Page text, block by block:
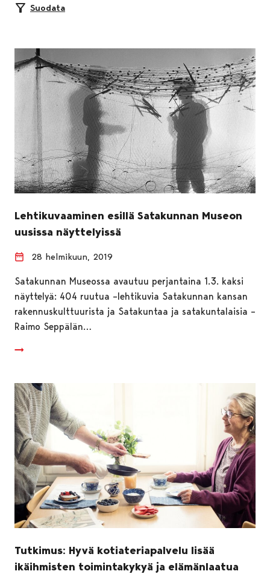
Suodata
Lehtikuvaaminen esillä Satakunnan Museon
uusissa näyttelyissä
28 helmikuun, 2019
Satakunnan Museossa avautuu perjantaina 1.3. kaksi
näyttelyä: 404 ruutua –lehtikuvia Satakunnan kansan
rakennuskulttuurista ja Satakuntaa ja satakuntalaisia –
Raimo Seppälän…
Tutkimus: Hyvä kotiateriapalvelu lisää
ikäihmisten toimintakykyä ja elämänlaatua